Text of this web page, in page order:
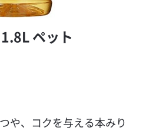
ペット
や、コクを与える本みり